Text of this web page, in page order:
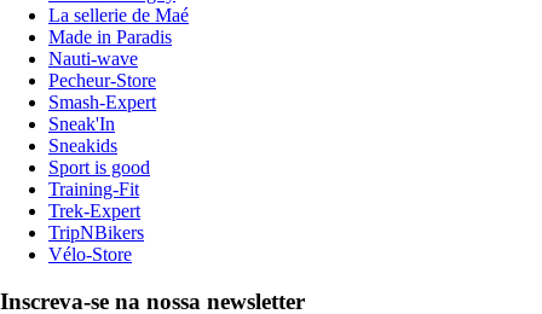
La sellerie de Maé
Made in Paradis
Nauti-wave
Pecheur-Store
Smash-Expert
Sneak'In
Sneakids
Sport is good
Training-Fit
Trek-Expert
TripNBikers
Vélo-Store
Inscreva-se na nossa newsletter